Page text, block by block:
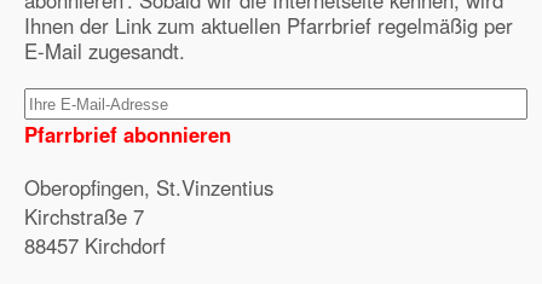
Ihnen der Link zum aktuellen Pfarrbrief regelmäßig per
E-Mail zugesandt.
Pfarrbrief abonnieren
Oberopfingen, St.Vinzentius
Kirchstraße 7
88457 Kirchdorf